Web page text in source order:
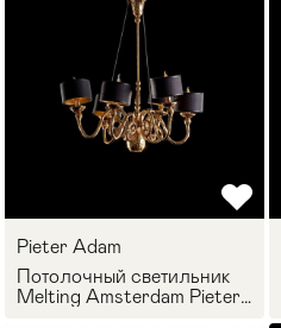
Pieter Adam
Потолочный светильник
Melting Amsterdam Pieter